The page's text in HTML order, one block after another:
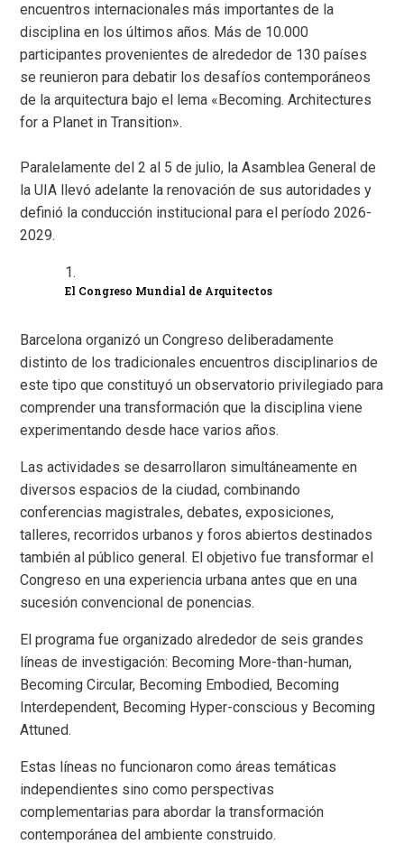
encuentros internacionales más importantes de la
disciplina en los últimos años. Más de 10.000
participantes provenientes de alrededor de 130 países
se reunieron para debatir los desafíos contemporáneos
de la arquitectura bajo el lema «Becoming. Architectures
for a Planet in Transition».
Paralelamente del 2 al 5 de julio, la Asamblea General de
la UIA llevó adelante la renovación de sus autoridades y
definió la conducción institucional para el período 2026-
2029.
El Congreso Mundial de Arquitectos
Barcelona organizó un Congreso deliberadamente
distinto de los tradicionales encuentros disciplinarios de
este tipo que constituyó un observatorio privilegiado para
comprender una transformación que la disciplina viene
experimentando desde hace varios años.
Las actividades se desarrollaron simultáneamente en
diversos espacios de la ciudad, combinando
conferencias magistrales, debates, exposiciones,
talleres, recorridos urbanos y foros abiertos destinados
también al público general. El objetivo fue transformar el
Congreso en una experiencia urbana antes que en una
sucesión convencional de ponencias.
El programa fue organizado alrededor de seis grandes
líneas de investigación: Becoming More-than-human,
Becoming Circular, Becoming Embodied, Becoming
Interdependent, Becoming Hyper-conscious y Becoming
Attuned.
Estas líneas no funcionaron como áreas temáticas
independientes sino como perspectivas
complementarias para abordar la transformación
contemporánea del ambiente construido.